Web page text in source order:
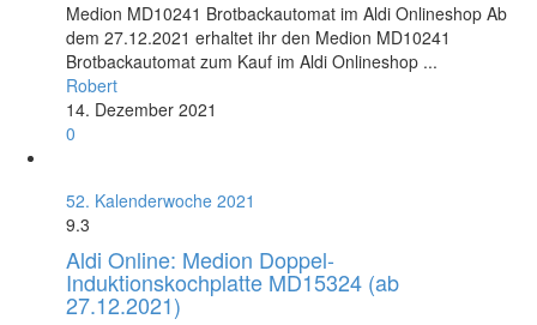
Medion MD10241 Brotbackautomat im Aldi Onlineshop Ab
dem 27.12.2021 erhaltet ihr den Medion MD10241
Brotbackautomat zum Kauf im Aldi Onlineshop ...
Robert
14. Dezember 2021
0
52. Kalenderwoche 2021
9.3
Aldi Online: Medion Doppel-
Induktionskochplatte MD15324 (ab
27.12.2021)